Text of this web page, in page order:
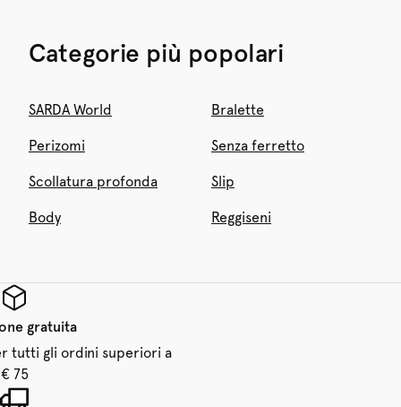
Categorie più popolari
SARDA World Bralette
Perizomi Senza ferretto
Scollatura profonda Slip
Body Reggiseni
gratuita
tutti gli ordini superiori a
€ 75